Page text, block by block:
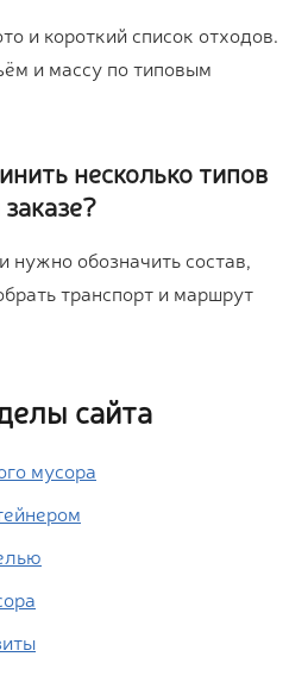
и короткий список отходов.
и массу по типовым
несколько типов
нужно обозначить состав,
транспорт и маршрут
сайта
мусора